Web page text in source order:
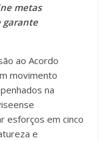
metas
garante
ao Acordo
movimento
na
esforços em cinco
e